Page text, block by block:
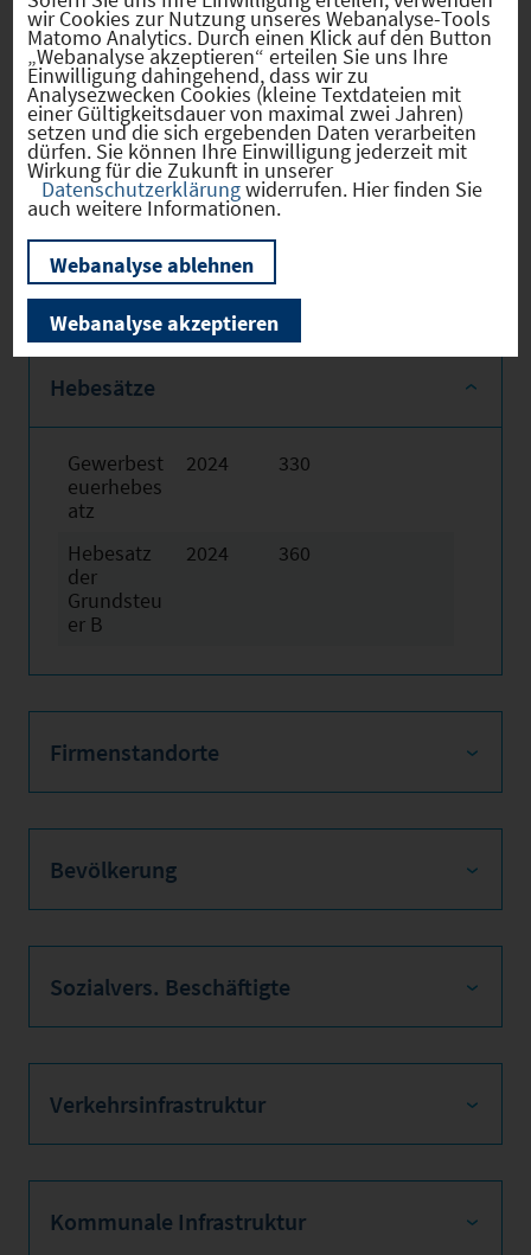
Illertissen einen traditionell hohen
Stellenwert. Sie wird wegen dieses
umfassenden Angebotes häufig auch als
Schul- und Sportstadt bezeichnet.
Internet:www.illertissen.de
Nutzen Sie obenstehende Links für weitere
Informationen!
Hebesätze
Gewerbest
euerhebes
atz
2024 330
Hebesatz
der
Grundsteu
er B
2024 360
Firmenstandorte
Bevölkerung
Sozialvers. Beschäftigte
Verkehrsinfrastruktur
Kommunale Infrastruktur
wir Cookies zur Nutzung unseres Webanalyse-Tools
Matomo Analytics. Durch einen Klick auf den Button
„Webanalyse akzeptieren“ erteilen Sie uns Ihre
Einwilligung dahingehend, dass wir zu
Analysezwecken Cookies (kleine Textdateien mit
einer Gültigkeitsdauer von maximal zwei Jahren)
setzen und die sich ergebenden Daten verarbeiten
dürfen. Sie können Ihre Einwilligung jederzeit mit
Wirkung für die Zukunft in unserer
Datenschutzerklärungwiderrufen. Hier finden Sie
auch weitere Informationen.
Webanalyse ablehnen
Webanalyse akzeptieren